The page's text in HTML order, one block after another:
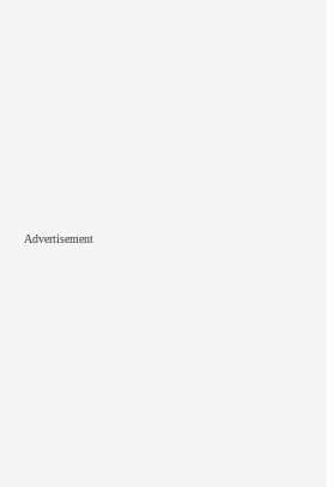
Advertisement